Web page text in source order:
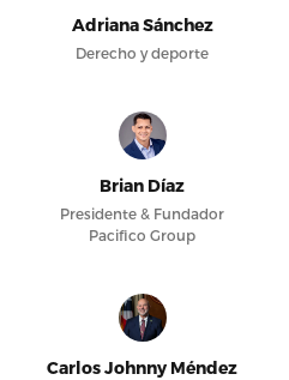
Adriana Sánchez
Derecho y deporte
Brian Díaz
Presidente & Fundador
Pacifico Group
Carlos Johnny Méndez